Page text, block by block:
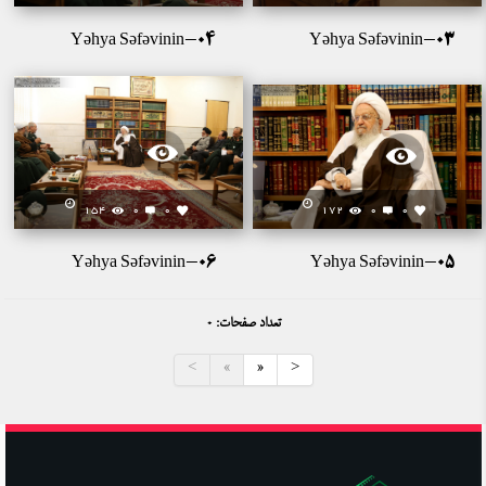
Yəhya Səfəvinin-03
Yəhya Səfəvinin-04
0
0
172
Yəhya Səfəvinin-05
0
0
154
Yəhya Səfəvinin-06
تعداد صفحات: 0
< « » >